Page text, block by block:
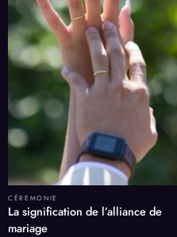
CÉREMONIE
La signification de l’alliance de
mariage